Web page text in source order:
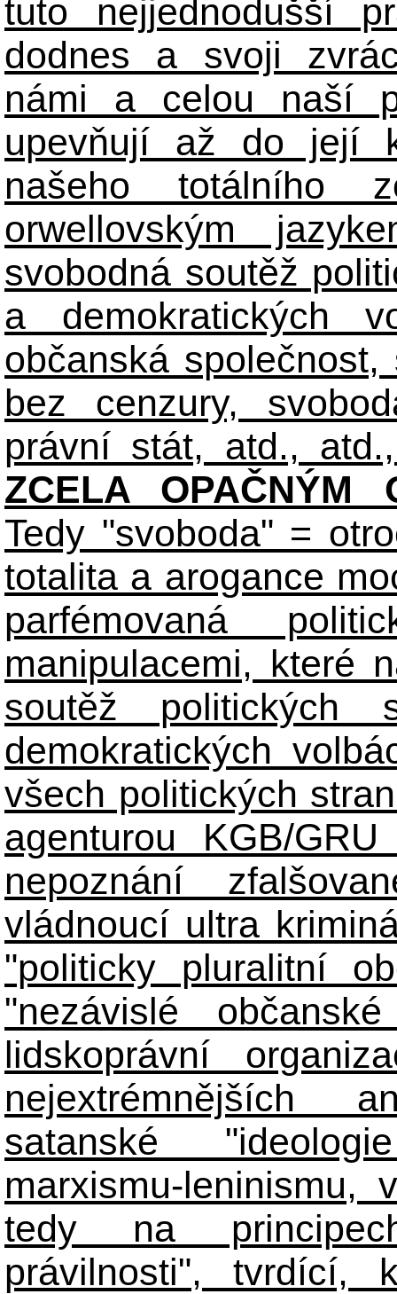
tuto nejjednodušší
dodnes a svoji
námi a celou naší
upevňují až do její
našeho totálního
orwellovským
svobodná soutěž
a demokratických
občanská
bez cenzury,
právní stát, atd.,
ZCELA OPAČNÝM
Tedy "svoboda" =
totalita a arogance
parfémovaná
manipulacemi, které
soutěž politických
demokratických
všech politických
agenturou KGB/
nepoznání
vládnoucí ultra
"politicky pluralitní
"nezávislé
lidskoprávní
nejextrémnějších
satanské
marxismu-leninismu,
tedy na
právilnosti", tvrdící,